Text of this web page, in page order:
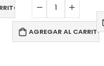
AGREGAR AL CARRITO